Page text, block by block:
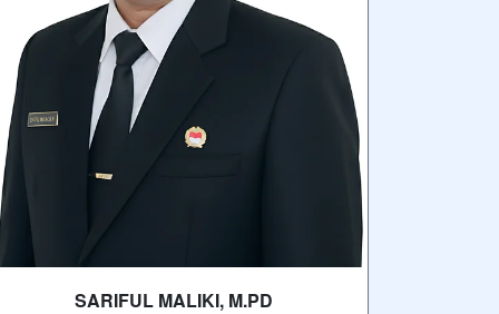
SARIFUL MALIKI, M.PD